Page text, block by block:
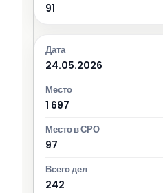
91
24.05.2026
1 697
97
242